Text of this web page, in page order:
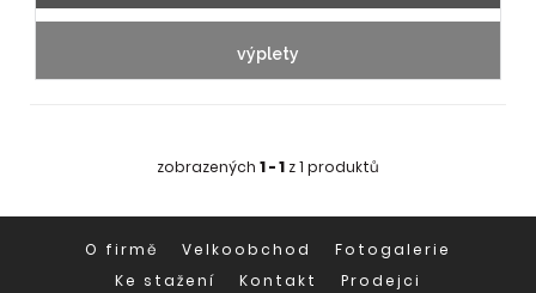
výplety
zobrazených 1 - 1 z 1 produktů
O firmě Velkoobchod
Fotogalerie
Ke stažení
Kontakt Prodejci